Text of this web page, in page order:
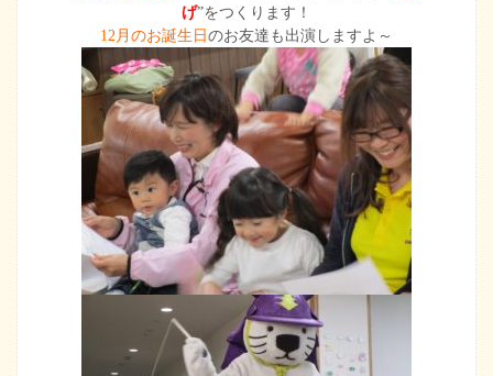
げ”をつくります！
12月のお誕生日 のお友達も出演しますよ～